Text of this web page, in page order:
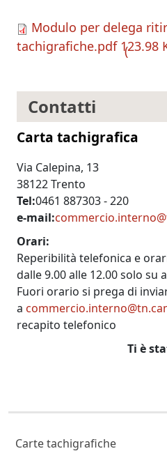
Modulo per delega
tachigrafiche.pdf 123.98
Contatti
Carta tachigrafica
Via Calepina, 13
38122 Trento
Tel 0461 887303 - 220
e-mail
Orari
Reperibilità telefonica e
dalle 9.00 alle 12.00 solo su
Fuori orario si prega di
a
recapito telefonico
Ti è
Cittadino
Carte tachigrafiche